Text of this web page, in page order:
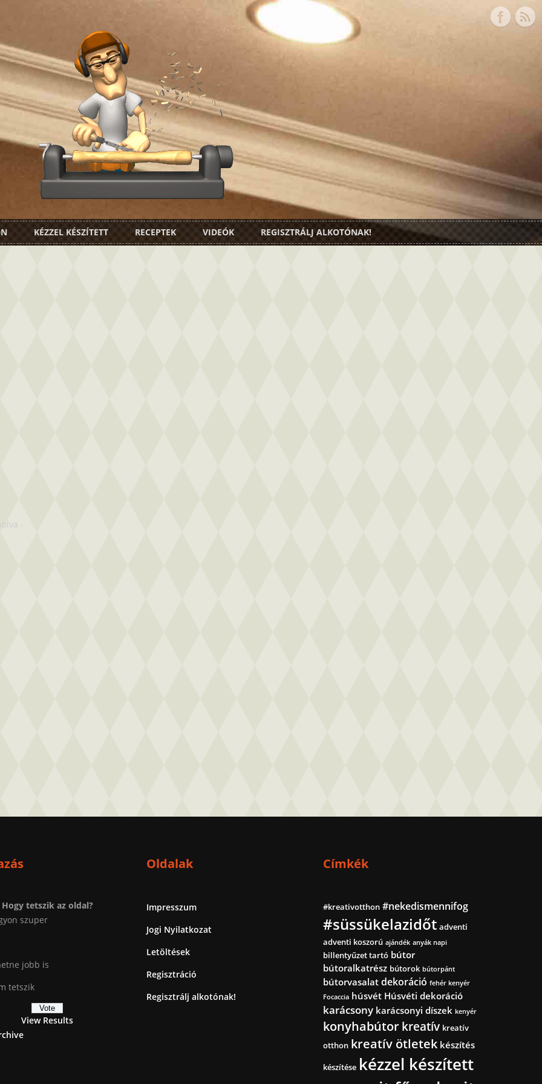
KÉZZEL KÉSZÍTETT RECEPTEK VIDEÓK REGISZTRÁLJ ALKOTÓNAK!
-
Hogy tetszik az oldal?
szuper
jobb is
tetszik
View Results
Oldalak
Impresszum
Jogi Nyilatkozat
Letöltések
Regisztráció
Regisztrálj alkotónak!
Címkék
#kreativotthon #nekedismennifog
#süssükelazidőt adventi
adventi koszorú ajándék anyák napi
billentyűzet tartó bútor
bútoralkatrész bútorok bútorpánt
bútorvasalat dekoráció fehér kenyér
Focaccia húsvét Húsvéti dekoráció
karácsony karácsonyi díszek kenyér
konyhabútor kreatív kreatív
otthon kreatív ötletek készítés
készítése kézzel készített